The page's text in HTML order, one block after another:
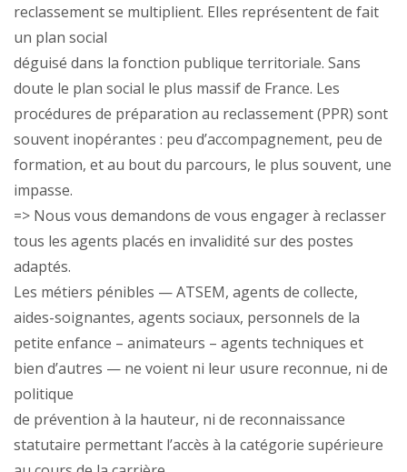
reclassement se multiplient. Elles représentent de fait
un plan social
déguisé dans la fonction publique territoriale. Sans
doute le plan social le plus massif de France. Les
procédures de préparation au reclassement (PPR) sont
souvent inopérantes : peu d’accompagnement, peu de
formation, et au bout du parcours, le plus souvent, une
impasse.
=> Nous vous demandons de vous engager à reclasser
tous les agents placés en invalidité sur des postes
adaptés.
Les métiers pénibles — ATSEM, agents de collecte,
aides-soignantes, agents sociaux, personnels de la
petite enfance – animateurs – agents techniques et
bien d’autres — ne voient ni leur usure reconnue, ni de
politique
de prévention à la hauteur, ni de reconnaissance
statutaire permettant l’accès à la catégorie supérieure